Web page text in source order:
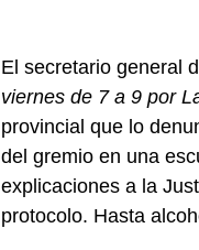
El secretario general
viernes de 7 a 9 por
provincial que lo
del gremio en una
explicaciones a la
protocolo. Hasta